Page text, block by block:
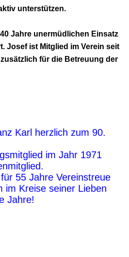
unterstützen.
Jahre unermüdlichen Einsatz
Josef ist Mitglied im Verein seit
für die Betreuung der
Karl herzlich zum 90.
im Jahr 1971
55 Jahre Vereinstreue
im Kreise seiner Lieben
Jahre!